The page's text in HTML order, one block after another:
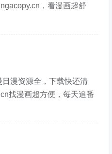
，看漫画超舒
漫资源全，下载快还清
找漫画超方便，每天追番